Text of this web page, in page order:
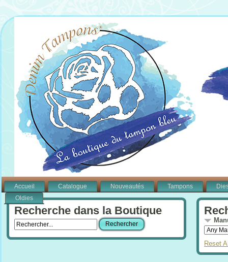
Accueil Catalogue Nouveautés Tampons
Oldies
Recherche dans la Boutique
Reset